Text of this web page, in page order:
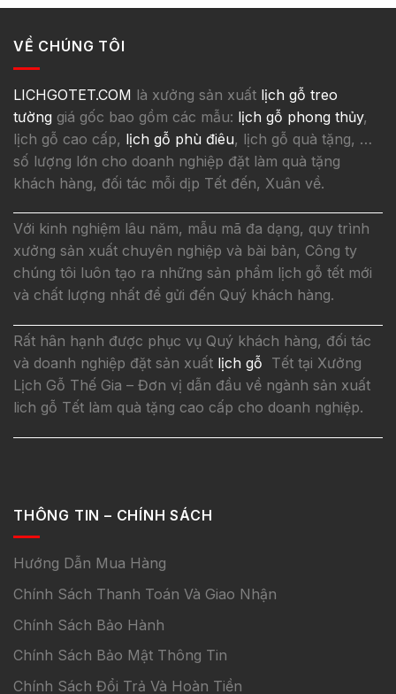
VỀ CHÚNG TÔI
LICHGOTET.COM là xưởng sản xuất lịch gỗ treo
tường giá gốc bao gồm các mẫu: lịch gỗ phong thủy,
lịch gỗ cao cấp, lịch gỗ phù điêu, lịch gỗ quà tặng, …
số lượng lớn cho doanh nghiệp đặt làm quà tặng
khách hàng, đối tác mỗi dịp Tết đến, Xuân về.
Với kinh nghiệm lâu năm, mẫu mã đa dạng, quy trình
xưởng sản xuất chuyên nghiệp và bài bản, Công ty
chúng tôi luôn tạo ra những sản phẩm lịch gỗ tết mới
và chất lượng nhất để gửi đến Quý khách hàng.
Rất hân hạnh được phục vụ Quý khách hàng, đối tác
và doanh nghiệp đặt sản xuất lịch gỗ Tết tại Xưởng
Lịch Gỗ Thế Gia – Đơn vị dẫn đầu về ngành sản xuất
lich gỗ Tết làm quà tặng cao cấp cho doanh nghiệp.
THÔNG TIN – CHÍNH SÁCH
Hướng Dẫn Mua Hàng
Chính Sách Thanh Toán Và Giao Nhận
Chính Sách Bảo Hành
Chính Sách Bảo Mật Thông Tin
Chính Sách Đổi Trả Và Hoàn Tiền